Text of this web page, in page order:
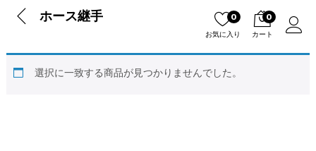
ホース継手
お気に入り
0
カート
0
選択に一致する商品が見つかりませんでした。